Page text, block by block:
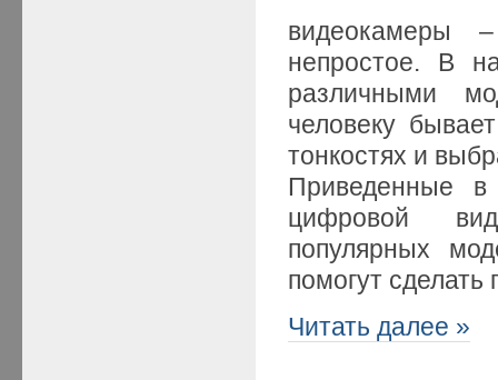
видеокамеры
непростое. В
различными
человеку
тонкостях и
Приведенные в
цифровой
популярных
помогут
Читать далее »